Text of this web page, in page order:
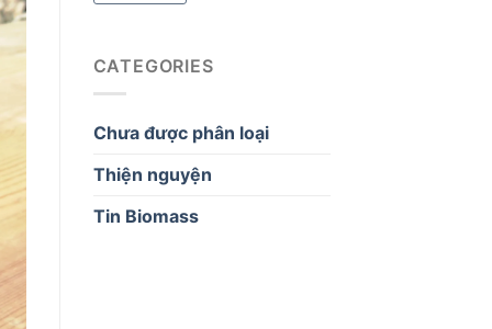
CATEGORIES
Chưa được phân loại
Thiện nguyện
Tin Biomass